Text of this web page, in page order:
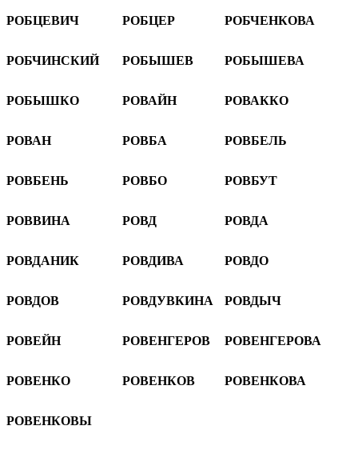
РОБЦЕВИЧ РОБЦЕР РОБЧЕНКОВА
РОБЧИНСКИЙ РОБЫШЕВ РОБЫШЕВА
РОБЫШКО РОВАЙН РОВАККО
РОВАН РОВБА РОВБЕЛЬ
РОВБЕНЬ РОВБО РОВБУТ
РОВВИНА РОВД РОВДА
РОВДАНИК РОВДИВА РОВДО
РОВДОВ РОВДУВКИНА РОВДЫЧ
РОВЕЙН РОВЕНГЕРОВ РОВЕНГЕРОВА
РОВЕНКО РОВЕНКОВ РОВЕНКОВА
РОВЕНКОВЫ